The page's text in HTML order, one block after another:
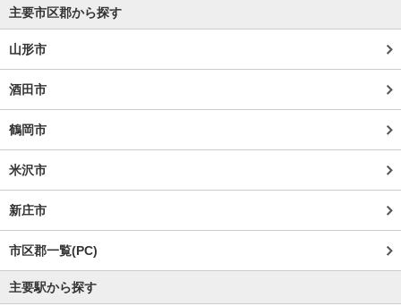
主要市区郡から探す
山形市
酒田市
鶴岡市
米沢市
新庄市
市区郡一覧(PC)
主要駅から探す